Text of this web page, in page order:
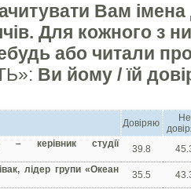
Вам
Для кожного з
або читали
Ви йому / їй
Довіряю
Не
– керівник студії
39.8
лідер групи «Океан
35.5